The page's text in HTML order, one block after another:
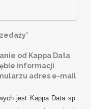
od Kappa Data
informacji
adres e-mail
jest Kappa Data sp.